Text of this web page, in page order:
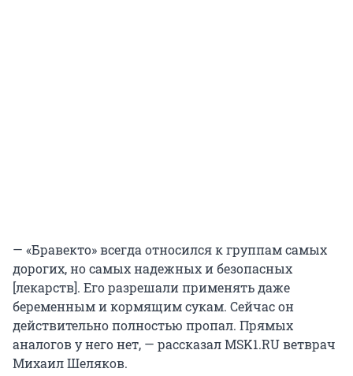
— «Бравекто» всегда относился к группам самых
дорогих, но самых надежных и безопасных
[лекарств]. Его разрешали применять даже
беременным и кормящим сукам. Сейчас он
действительно полностью пропал. Прямых
аналогов у него нет, — рассказал MSK1.RU ветврач
Михаил Шеляков.